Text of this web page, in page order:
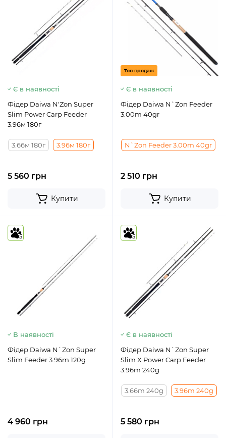
Є в наявності
Фідер Daiwa N'Zon Super
Slim Power Carp Feeder
3.96м 180г
3.66м 180г 3.96м 180г
5 560 грн
Купити
Топ продаж
Є в наявності
Фідер Daiwa N`Zon Feeder
3.00m 40gr
N`Zon Feeder 3.00m 40gr
2 510 грн
Купити
5
В наявності
Фідер Daiwa N`Zon Super
Slim Feeder 3.96m 120g
4 960 грн
5
Є в наявності
Фідер Daiwa N`Zon Super
Slim X Power Carp Feeder
3.96m 240g
3.66m 240g 3.96m 240g
5 580 грн